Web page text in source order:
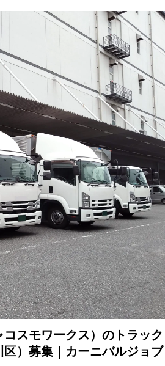
スモワークス）のトラック
区）募集｜カーニバルジョブ